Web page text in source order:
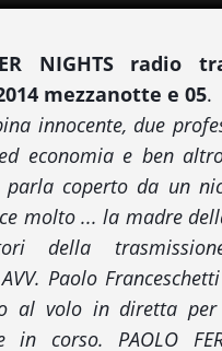
NIGHTS radio
mezzanotte e 05.
innocente, due
economia e ben
coperto da un
molto ... la madre
della
Paolo
al volo in diretta per
in corso. PAOLO